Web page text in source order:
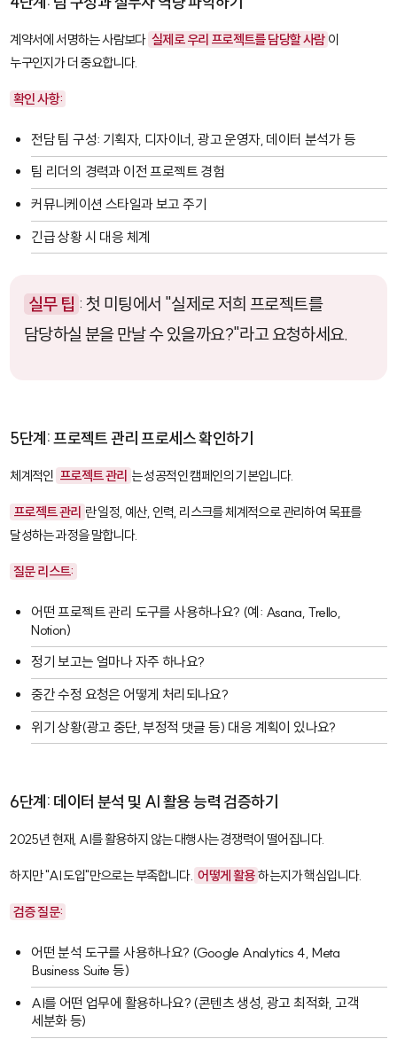
계약서에 서명하는 사람보다 실제로 우리 프로젝트를 담당할 사람 이
누구인지가 더 중요합니다.
확인 사항:
전담 팀 구성: 기획자, 디자이너, 광고 운영자, 데이터 분석가 등
팀 리더의 경력과 이전 프로젝트 경험
커뮤니케이션 스타일과 보고 주기
긴급 상황 시 대응 체계
실무 팁 : 첫 미팅에서 "실제로 저희 프로젝트를
담당하실 분을 만날 수 있을까요?"라고 요청하세요.
5단계: 프로젝트 관리 프로세스 확인하기
체계적인 프로젝트 관리 는 성공적인 캠페인의 기본입니다.
프로젝트 관리 란 일정, 예산, 인력, 리스크를 체계적으로 관리하여 목표를
달성하는 과정을 말합니다.
질문 리스트:
어떤 프로젝트 관리 도구를 사용하나요? (예: Asana, Trello,
Notion)
정기 보고는 얼마나 자주 하나요?
중간 수정 요청은 어떻게 처리되나요?
위기 상황(광고 중단, 부정적 댓글 등) 대응 계획이 있나요?
6단계: 데이터 분석 및 AI 활용 능력 검증하기
2025년 현재, AI를 활용하지 않는 대행사는 경쟁력이 떨어집니다.
하지만 "AI 도입"만으로는 부족합니다. 어떻게 활용하는지가 핵심입니다.
검증 질문:
어떤 분석 도구를 사용하나요? (Google Analytics 4, Meta
Business Suite 등)
AI를 어떤 업무에 활용하나요? (콘텐츠 생성, 광고 최적화, 고객
세분화 등)